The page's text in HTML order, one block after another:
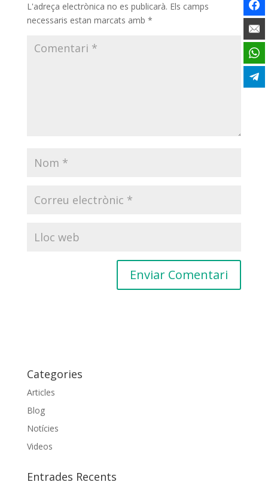
L'adreça electrònica no es publicarà. Els camps
necessaris estan marcats amb *
n
a
i
v
e
Categories
Articles
Blog
Notícies
Videos
Entrades Recents